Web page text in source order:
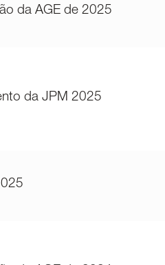
da AGE de 2025
da JPM 2025